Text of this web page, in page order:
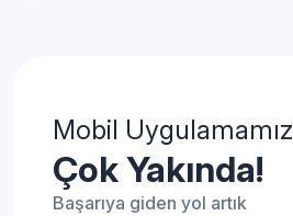
Mobil Uygulamamız
Çok Yakında!
Başarıya giden yol artık